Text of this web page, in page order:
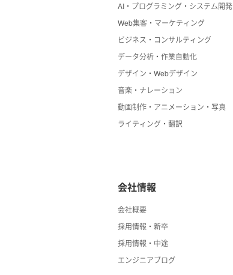
AI・プログラミング・システム開発
Web集客・マーケティング
ビジネス・コンサルティング
データ分析・作業自動化
デザイン・Webデザイン
音楽・ナレーション
動画制作・アニメーション・写真
ライティング・翻訳
会社情報
会社概要
採用情報・新卒
採用情報・中途
エンジニアブログ